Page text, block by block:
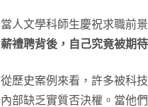
當人文學科師生慶祝求職前
薪禮聘背後，自己究竟被期
從歷史案例來看，許多被科
內部缺乏實質否決權。當他